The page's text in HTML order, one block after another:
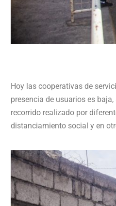
Hoy las cooperativas de
presencia de usuarios es
recorrido realizado por
distanciamiento social y en